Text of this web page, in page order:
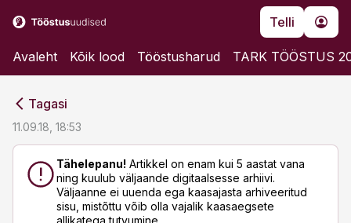
Telli
Avaleht Kõik lood Tööstusharud TARK TÖÖSTUS
Tagasi
11.09.18, 18:53
Tähelepanu! Artikkel on enam kui 5 aastat vana
ning kuulub väljaande digitaalsesse arhiivi.
Väljaanne ei uuenda ega kaasajasta arhiveeritud
sisu, mistõttu võib olla vajalik kaasaegsete
allikatega tutvumine